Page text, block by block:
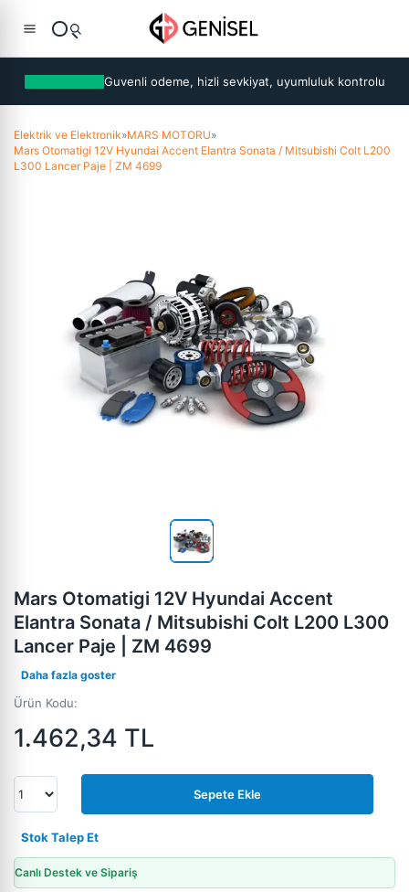
Guvenli odeme, hizli sevkiyat, uyumluluk kontrolu
Elektrik ve Elektronik»MARS MOTORU»
Mars Otomatigi 12V Hyundai Accent Elantra Sonata / Mitsubishi Colt L200
L300 Lancer Paje | ZM 4699
Mars Otomatigi 12V Hyundai Accent
Elantra Sonata / Mitsubishi Colt L200 L300
Lancer Paje | ZM 4699
Daha fazla goster
Ürün Kodu:
1.462,34 TL
Sepete Ekle
Stok Talep Et
Canlı Destek ve Sipariş